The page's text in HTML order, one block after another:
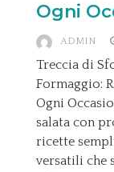
Ogni
ADMIN
Treccia di
Formaggio:
Ogni
salata con
ricette
versatili che